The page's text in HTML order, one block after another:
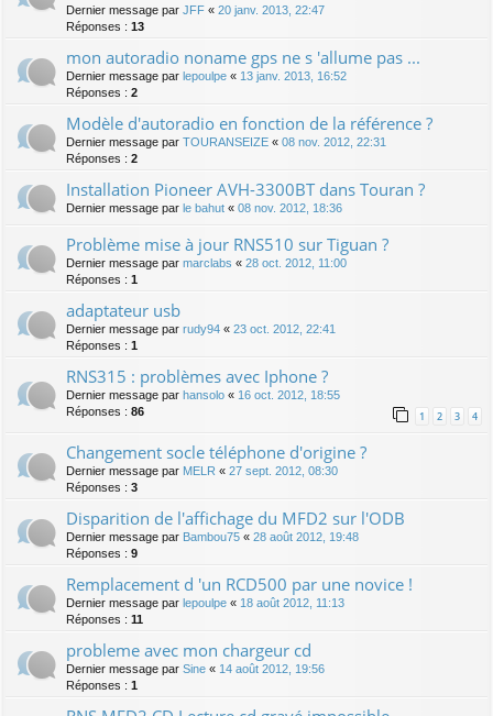
Dernier message par JFF « 20 janv. 2013, 22:47
Réponses : 13
mon autoradio noname gps ne s 'allume pas ...
Dernier message par lepoulpe « 13 janv. 2013, 16:52
Réponses : 2
Modèle d'autoradio en fonction de la référence ?
Dernier message par TOURANSEIZE « 08 nov. 2012, 22:31
Réponses : 2
Installation Pioneer AVH-3300BT dans Touran ?
Dernier message par le bahut « 08 nov. 2012, 18:36
Problème mise à jour RNS510 sur Tiguan ?
Dernier message par marclabs « 28 oct. 2012, 11:00
Réponses : 1
adaptateur usb
Dernier message par rudy94 « 23 oct. 2012, 22:41
Réponses : 1
RNS315 : problèmes avec Iphone ?
Dernier message par hansolo « 16 oct. 2012, 18:55
Réponses : 86 1 2 3 4
Changement socle téléphone d'origine ?
Dernier message par MELR « 27 sept. 2012, 08:30
Réponses : 3
Disparition de l'affichage du MFD2 sur l'ODB
Dernier message par Bambou75 « 28 août 2012, 19:48
Réponses : 9
Remplacement d 'un RCD500 par une novice !
Dernier message par lepoulpe « 18 août 2012, 11:13
Réponses : 11
probleme avec mon chargeur cd
Dernier message par Sine « 14 août 2012, 19:56
Réponses : 1